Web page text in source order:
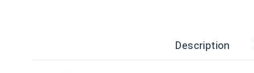
Description